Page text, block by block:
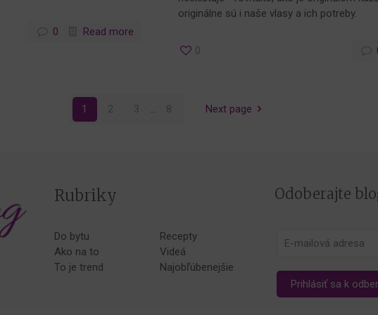
0 Read more
originálne sú i naše vlasy a ich potreby.
0
1 2 3 ... 8 Next page
Rubriky
Do bytu
Ako na to
To je trend
Recepty
Videá
Najobľúbenejšie
Odoberajte